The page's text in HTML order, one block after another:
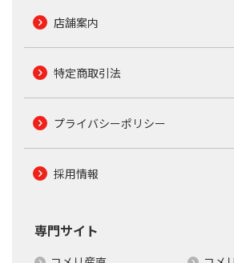
店舗案内
特定商取引法
プライバシーポリシー
採用情報
専門サイト